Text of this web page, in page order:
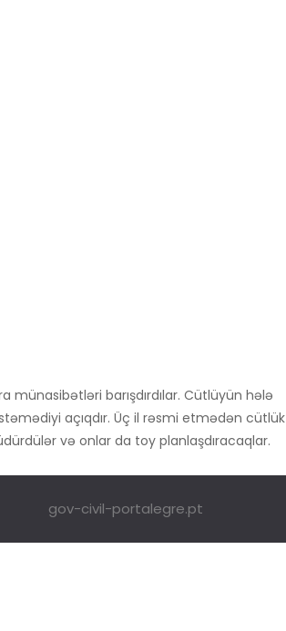
münasibətləri barışdırdılar. Cütlüyün hələ
açıqdır. Üç il rəsmi etmədən cütlük
və onlar da toy planlaşdıracaqlar.
gov-civil-portalegre.pt